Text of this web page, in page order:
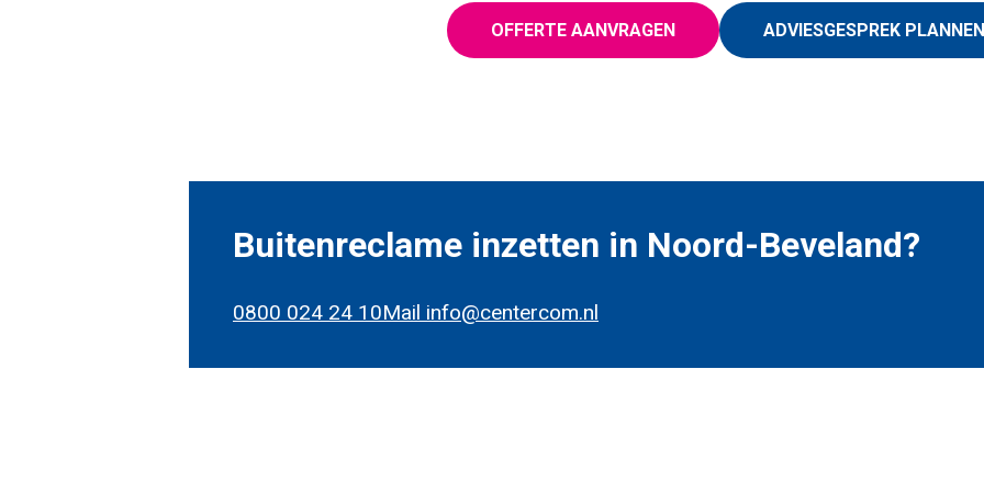
OFFERTE AANVRAGEN ADVIESGESPREK PLANNEN
Buitenreclame inzetten in Noord-Beveland?
0800 024 24 10Mail info@centercom.nl